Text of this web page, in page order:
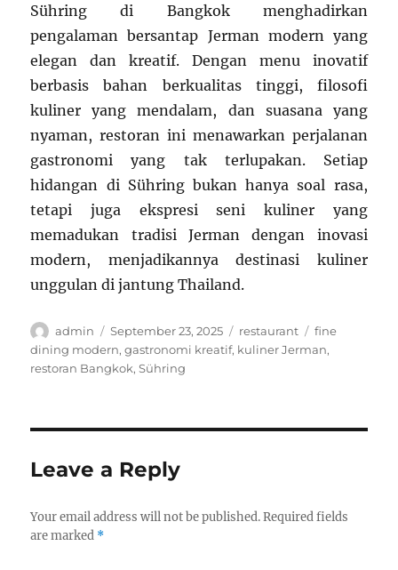
Sühring di Bangkok menghadirkan
pengalaman bersantap Jerman modern yang
elegan dan kreatif. Dengan menu inovatif
berbasis bahan berkualitas tinggi, filosofi
kuliner yang mendalam, dan suasana yang
nyaman, restoran ini menawarkan perjalanan
gastronomi yang tak terlupakan. Setiap
hidangan di Sühring bukan hanya soal rasa,
tetapi juga ekspresi seni kuliner yang
memadukan tradisi Jerman dengan inovasi
modern, menjadikannya destinasi kuliner
unggulan di jantung Thailand.
Author
admin
Posted
on
September 23, 2025 Categories
restaurant Tags
fine
dining modern,gastronomi kreatif, kuliner Jerman,
restoran Bangkok,Sühring
Leave a Reply
Your email address will not be published. Required fields
are marked *